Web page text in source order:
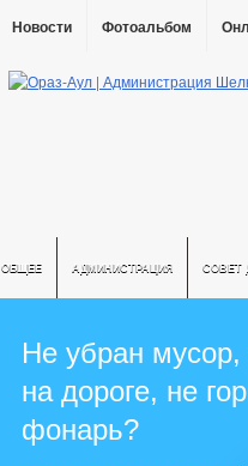
Новости Фотоальбом
ОБЩЕЕ АДМИНИСТРАЦИЯ СОВЕТ
Не убран
на дороге, не
фонарь?